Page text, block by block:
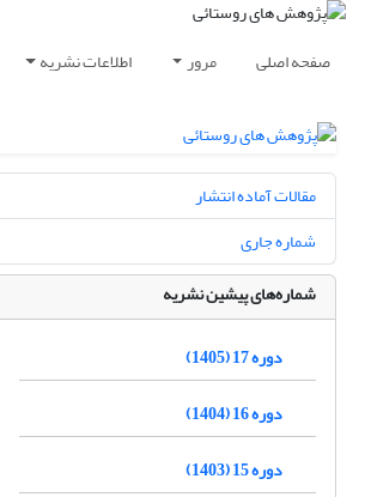
صفحه اصلی مرور اطلاعات نشریه
مقالات آماده انتشار
شماره جاری
شماره‌های پیشین نشریه
دوره 17 (1405)
دوره 16 (1404)
دوره 15 (1403)